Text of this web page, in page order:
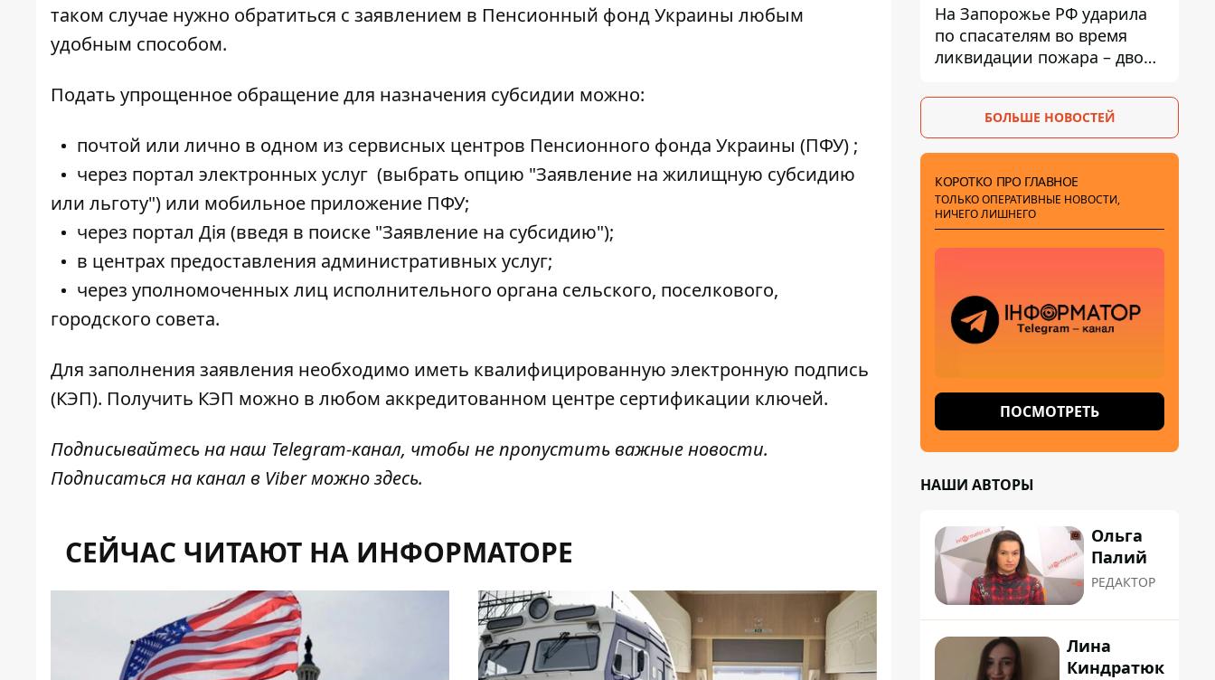
таком случае нужно обратиться с заявлением в Пенсионный фонд Украины любым
удобным способом.
Подать упрощенное обращение для назначения субсидии можно:
почтой или лично в одном из сервисных центров Пенсионного фонда Украины (ПФУ) ;
через портал электронных услуг (выбрать опцию "Заявление на жилищную субсидию
или льготу") или мобильное приложение ПФУ;
через портал Дія (введя в поиске "Заявление на субсидию");
в центрах предоставления административных услуг;
через уполномоченных лиц исполнительного органа сельского, поселкового,
городского совета.
Для заполнения заявления необходимо иметь квалифицированную электронную подпись
(КЭП). Получить КЭП можно в любом аккредитованном центре сертификации ключей.
Подписывайтесь на наш Telegram-канал, чтобы не пропустить важные новости.
Подписаться на канал в Viber можноздесь.
СЕЙЧАС ЧИТАЮТ НА ИНФОРМАТОРЕ
На Запорожье РФ ударила
по спасателям во время
ликвидации пожара – двое
БОЛЬШЕ НОВОСТЕЙ
КОРОТКО ПРО ГЛАВНОЕ
ТОЛЬКО ОПЕРАТИВНЫЕ НОВОСТИ,
НИЧЕГО ЛИШНЕГО
ПОСМОТРЕТЬ
НАШИ АВТОРЫ
Ольга
Палий
РЕДАКТОР
Лина
Киндратюк